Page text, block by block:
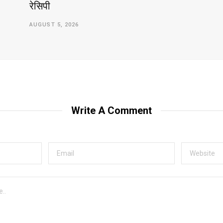
रेसिपी
AUGUST 5, 2026
Write A Comment